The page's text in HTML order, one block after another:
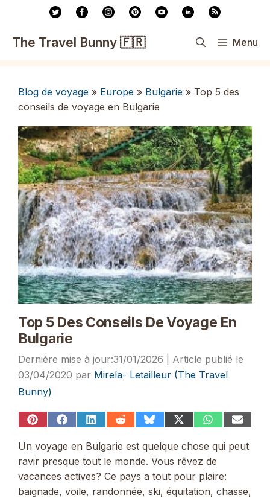
contenu
The Travel Bunny 🇫🇷 Menu
Blog de voyage » Europe » Bulgarie » Top 5 des
conseils de voyage en Bulgarie
Top 5 Des Conseils De Voyage En
Bulgarie
31/01/2026
03/04/2020 par Mirela- Letailleur (The Travel
Bunny)
ShareShare
Facebook
Share
LinkedIn
Share
Reddit
Share
Bluesky
Share
(Twitter)
Share
WhatsApp
Share
Email
Un voyage en Bulgarie est quelque chose qui peut
ravir presque tout le monde. Vous rêvez de
vacances actives? Ce pays a tout pour plaire:
baignade, voile, randonnée, ski, équitation, chasse,